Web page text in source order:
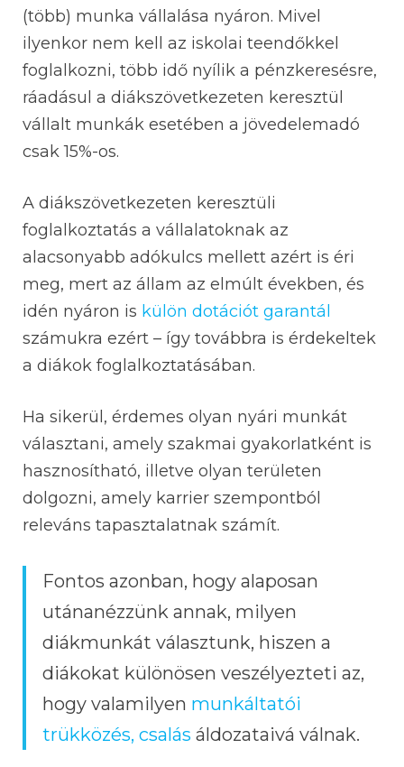
(több) munka vállalása nyáron. Mivel
ilyenkor nem kell az iskolai teendőkkel
foglalkozni, több idő nyílik a pénzkeresésre,
ráadásul a diákszövetkezeten keresztül
vállalt munkák esetében a jövedelemadó
csak 15%-os.
A diákszövetkezeten keresztüli
foglalkoztatás a vállalatoknak az
alacsonyabb adókulcs mellett azért is éri
meg, mert az állam az elmúlt években, és
idén nyáron is külön dotációt garantál
számukra ezért – így továbbra is érdekeltek
a diákok foglalkoztatásában.
Ha sikerül, érdemes olyan nyári munkát
választani, amely szakmai gyakorlatként is
hasznosítható, illetve olyan területen
dolgozni, amely karrier szempontból
releváns tapasztalatnak számít.
Fontos azonban, hogy alaposan
utánanézzünk annak, milyen
diákmunkát választunk, hiszen a
diákokat különösen veszélyezteti az,
hogy valamilyen munkáltatói
trükközés, csalás áldozataivá válnak.